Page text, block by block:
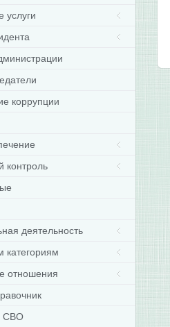
услуги
коррупции
контроль
деятельность
категориям
отношения
СВО